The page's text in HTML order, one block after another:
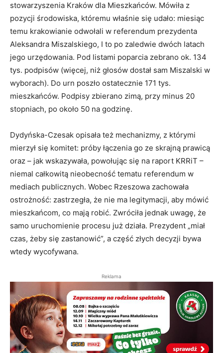
stowarzyszenia Kraków dla Mieszkańców. Mówiła z
pozycji środowiska, któremu właśnie się udało: miesiąc
temu krakowianie odwołali w referendum prezydenta
Aleksandra Miszalskiego, I to po zaledwie dwóch latach
jego urzędowania. Pod listami poparcia zebrano ok. 134
tys. podpisów (więcej, niż głosów dostał sam Miszalski w
wyborach). Do urn poszło ostatecznie 171 tys.
mieszkańców. Podpisy zbierano zimą, przy minus 20
stopniach, po około 50 na godzinę.
Dydyńska-Czesak opisała też mechanizmy, z którymi
mierzył się komitet: próby łączenia go ze skrajną prawicą
oraz – jak wskazywała, powołując się na raport KRRiT –
niemal całkowitą nieobecność tematu referendum w
mediach publicznych. Wobec Rzeszowa zachowała
ostrożność: zastrzegła, że nie ma legitymacji, aby mówić
mieszkańcom, co mają robić. Zwróciła jednak uwagę, że
samo uruchomienie procesu już działa. Prezydent „miał
czas, żeby się zastanowić”, a część złych decyzji bywa
wtedy wycofywana.
Reklama